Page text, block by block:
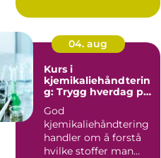
lås...
04. aug
Kurs i
kjemikaliehåndterin
g: Trygg hverdag på
God
kjemikaliehåndtering
handler om å forstå
hvilke stoffer man